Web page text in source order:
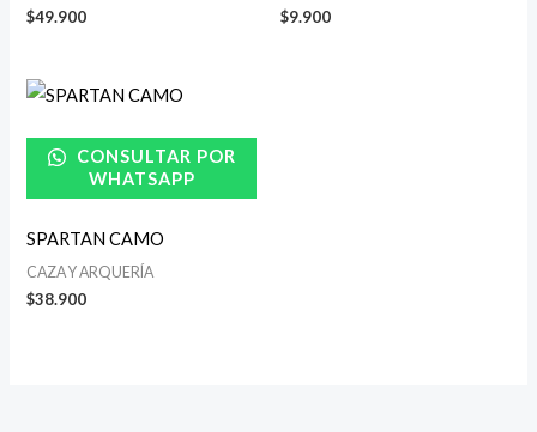
$49.900 $9.900
CONSULTAR POR
WHATSAPP
SPARTAN CAMO
CAZA Y ARQUERÍA
$38.900